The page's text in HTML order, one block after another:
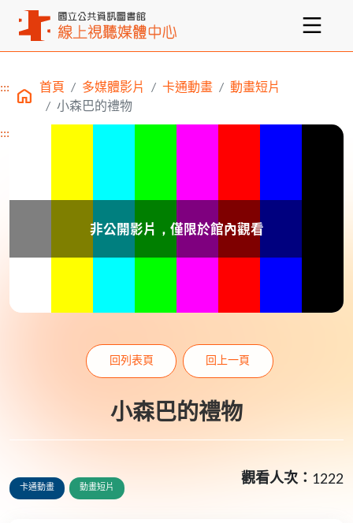
主要內容區塊
::: 首頁 多媒體影片 卡通動畫
動畫短片
小森巴的禮物
:::
小森巴的禮物
回列表頁 回上一頁
卡通動畫 動畫短片
觀看人次： 1222